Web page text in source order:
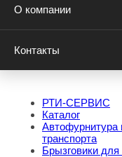
О компании
Контакты
РТИ-СЕРВИС
Каталог
Автофурнитура
транспорта
Брызговики для